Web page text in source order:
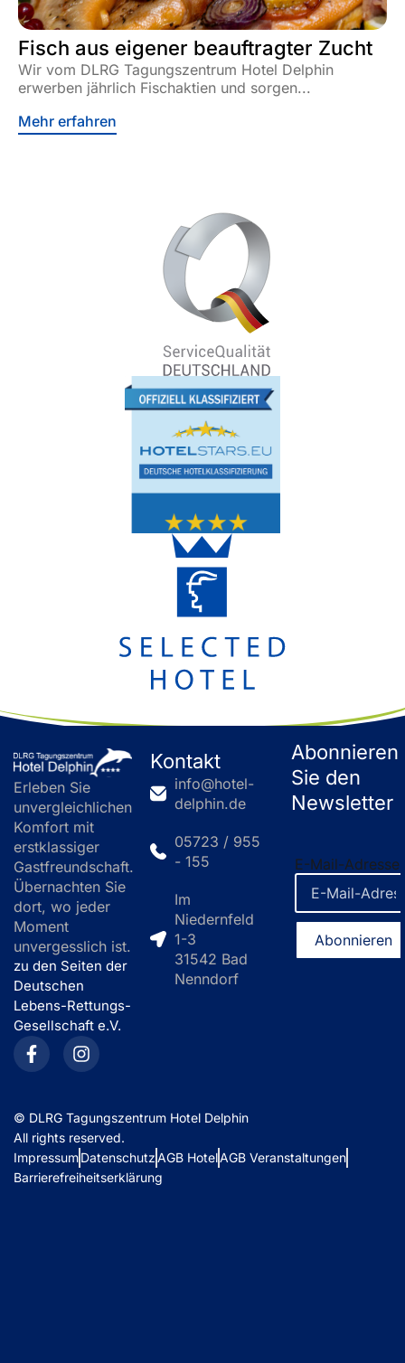
Fisch aus eigener beauftragter Zucht
Wir vom DLRG Tagungszentrum Hotel Delphin
erwerben jährlich Fischaktien und sorgen...
Mehr erfahren
Erleben Sie
unvergleichlichen
Komfort mit
erstklassiger
Gastfreundschaft.
Übernachten Sie
dort, wo jeder
Moment
unvergesslich ist.
zu den Seiten der
Deutschen
Lebens-Rettungs-
Gesellschaft e.V.
Kontakt
info@hotel-
delphin.de
05723 / 955
- 155
Im
Niedernfeld
1-3
31542 Bad
Nenndorf
Abonnieren
Sie den
Newsletter
E-Mail-Adresse
© DLRG Tagungszentrum Hotel Delphin
All rights reserved.
ImpressumDatenschutzAGB HotelAGB Veranstaltungen
Barrierefreiheitserklärung